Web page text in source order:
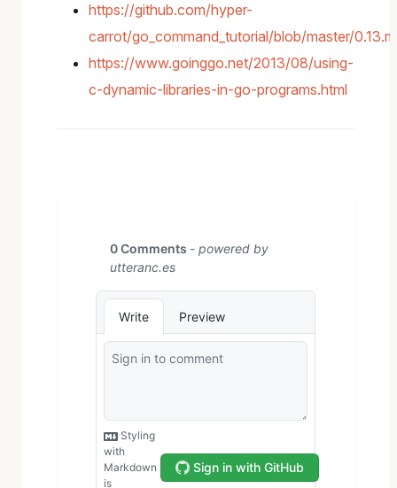
https://github.com/hyper-
carrot/go_command_tutorial/blob/master/
https://www.goinggo.net/2013/08/using-
c-dynamic-libraries-in-go-programs.html